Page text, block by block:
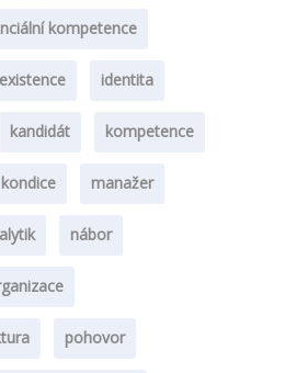
kompetence
identita
kandidát kompetence
kondice manažer
nábor
pohovor